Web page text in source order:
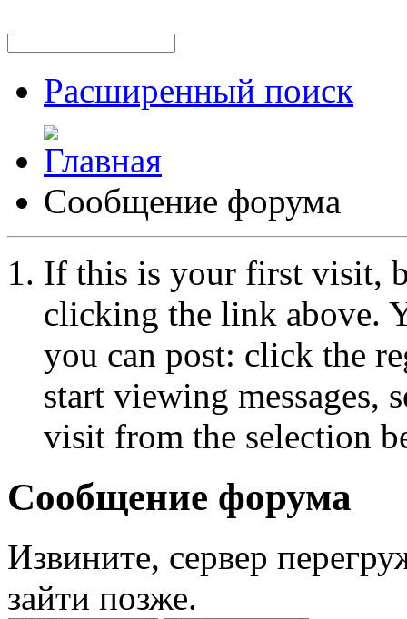
Расширенный поиск
Сообщение форума
If this is your first visit,
clicking the link above.
you can post: click the
start viewing messages,
visit from the selection
Сообщение форума
Извините, сервер
зайти позже.